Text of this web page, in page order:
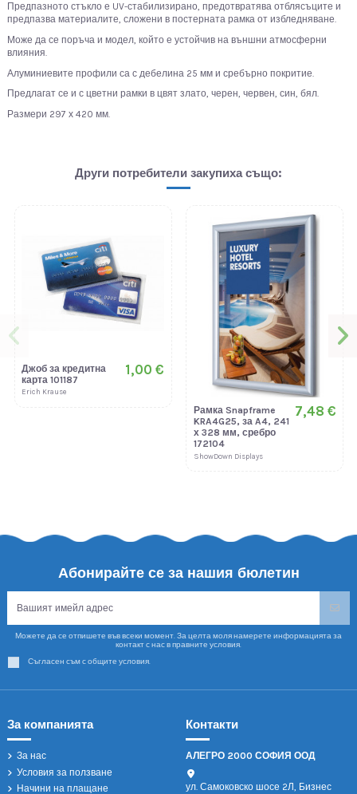
Предпазното стъкло е UV-стабилизирано, предотвратява отблясъците и
предпазва материалите, сложени в постерната рамка от избледняване.
Може да се поръча и модел, който е устойчив на външни атмосферни
влияния.
Алуминиевите профили са с дебелина 25 мм и сребърно покритие.
Предлагат се и с цветни рамки в цвят злато, черен, червен, син, бял.
Размери 297 х 420 мм.
Други потребители закупиха също:
Джоб за кредитна
карта 101187
Erich Krause
1,00 €
Рамка Snapframe
KRA4G25, за A4, 241
х 328 мм, сребро
172104
ShowDown Displays
7,48 €
Абонирайте се за нашия бюлетин
Можете да се отпишете във всеки момент. За целта моля намерете информацията за
контакт с нас в правните условия.
Съгласен съм с общите условия.
За компанията
За нас
Условия за ползване
Начини на плащане
Контакти
АЛЕГРО 2000 СОФИЯ ООД
ул. Самоковско шосе 2Л, Бизнес